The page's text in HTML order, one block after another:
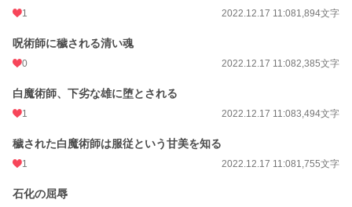
1 2022.12.17 11:081,894文字
呪術師に穢される清い魂
0 2022.12.17 11:082,385文字
白魔術師、下劣な雄に堕とされる
1 2022.12.17 11:083,494文字
穢された白魔術師は服従という甘美を知る
1 2022.12.17 11:081,755文字
石化の屈辱